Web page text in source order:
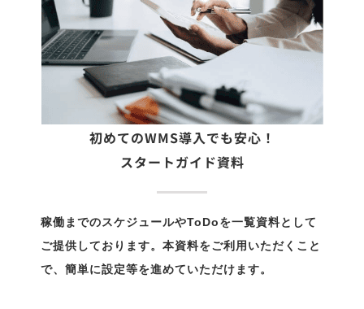
初めてのWMS導入でも安心！
スタートガイド資料
稼働までのスケジュールやToDoを一覧資料として
ご提供しております。本資料をご利用いただくこと
で、簡単に設定等を進めていただけます。